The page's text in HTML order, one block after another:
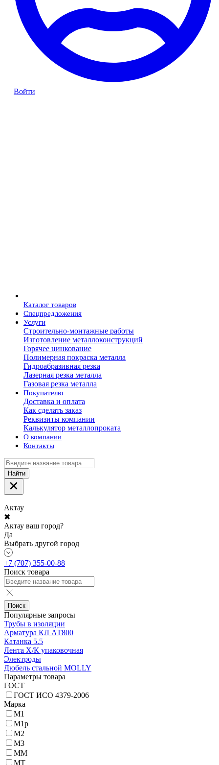
Войти
Каталог товаров
Спецпредложения
Услуги
Строительно-монтажные работы
Изготовление металлоконструкций
Горячее цинкование
Полимерная покраска металла
Гидроабразивная резка
Лазерная резка металла
Газовая резка металла
Покупателю
Доставка и оплата
Как сделать заказ
Реквизиты компании
Калькулятор металлопроката
О компании
Контакты
Найти
Актау
✖
Актау ваш город?
Да
Выбрать другой город
+7 (707) 355-00-88
Поиск товара
Поиск
Популярные запросы
Трубы в изоляции
Арматура КЛ АТ800
Катанка 5.5
Лента Х/К упаковочная
Электроды
Дюбель стальной MOLLY
Параметры товара
ГОСТ
ГОСТ ИСО 4379-2006
Марка
М1
М1р
М2
М3
ММ
МТ